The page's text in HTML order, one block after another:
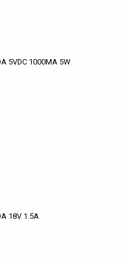
5VDC 1000MA 5W
18V 1.5A